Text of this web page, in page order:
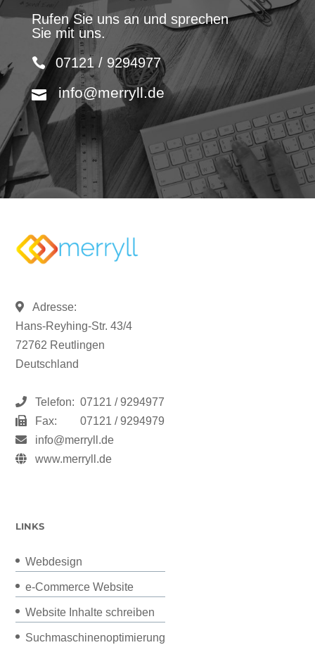
Rufen Sie uns an und sprechen
Sie mit uns.
07121 / 9294977
info@merryll.de
Adresse:
Hans-Reyhing-Str. 43/4
72762 Reutlingen
Deutschland
Telefon: 07121 / 9294977
Fax:
07121 / 9294979
info@merryll.de
www.merryll.de
LINKS
Webdesign
e-Commerce Website
Website Inhalte schreiben
Suchmaschinenoptimierung